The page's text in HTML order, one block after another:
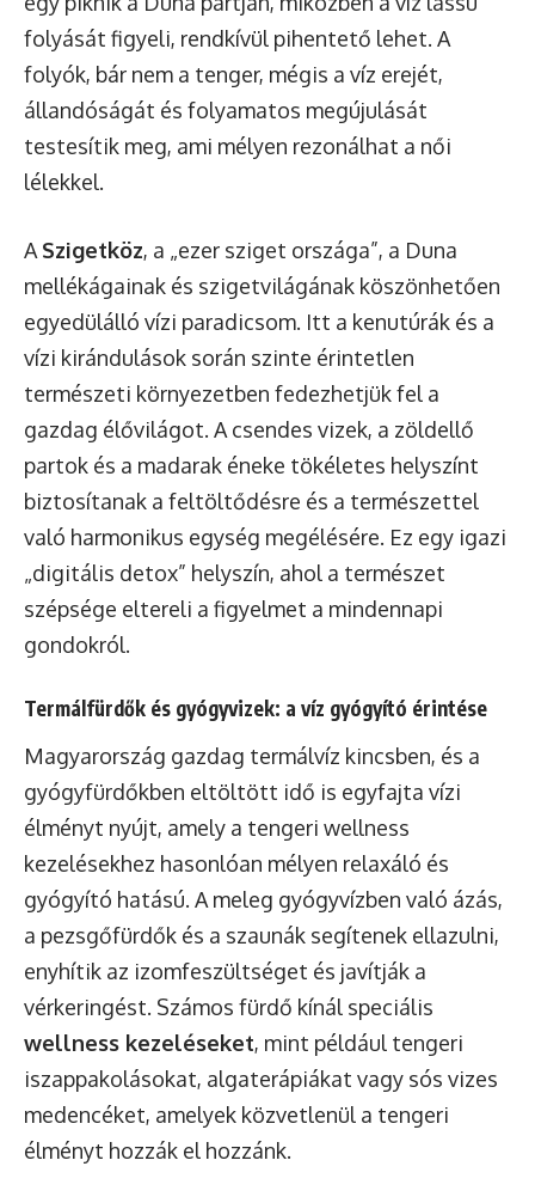
folyását figyeli, rendkívül pihentető lehet. A
folyók, bár nem a tenger, mégis a víz erejét,
állandóságát és folyamatos megújulását
testesítik meg, ami mélyen rezonálhat a női
lélekkel.
A Szigetköz, a „ezer sziget országa”, a Duna
mellékágainak és szigetvilágának köszönhetően
egyedülálló vízi paradicsom. Itt a kenutúrák és a
vízi kirándulások során szinte érintetlen
természeti környezetben fedezhetjük fel a
gazdag élővilágot. A csendes vizek, a zöldellő
partok és a madarak éneke tökéletes helyszínt
biztosítanak a feltöltődésre és a természettel
való harmonikus egység megélésére. Ez egy igazi
„digitális detox” helyszín, ahol a természet
szépsége eltereli a figyelmet a mindennapi
gondokról.
Termálfürdők és gyógyvizek: a víz gyógyító érintése
Magyarország gazdag termálvíz kincsben, és a
gyógyfürdőkben eltöltött idő is egyfajta vízi
élményt nyújt, amely a tengeri wellness
kezelésekhez hasonlóan mélyen relaxáló és
gyógyító hatású. A meleg gyógyvízben való ázás,
a pezsgőfürdők és a szaunák segítenek ellazulni,
enyhítik az izomfeszültséget és javítják a
vérkeringést. Számos fürdő kínál speciális
wellness kezeléseket, mint például tengeri
iszappakolásokat, algaterápiákat vagy sós vizes
medencéket, amelyek közvetlenül a tengeri
élményt hozzák el hozzánk.